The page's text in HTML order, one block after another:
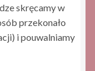
skręcamy w
przekonało
i pouwalniamy